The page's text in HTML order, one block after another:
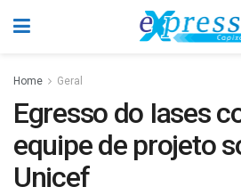
Home Geral
Egresso do Iases
equipe de projeto
Unicef